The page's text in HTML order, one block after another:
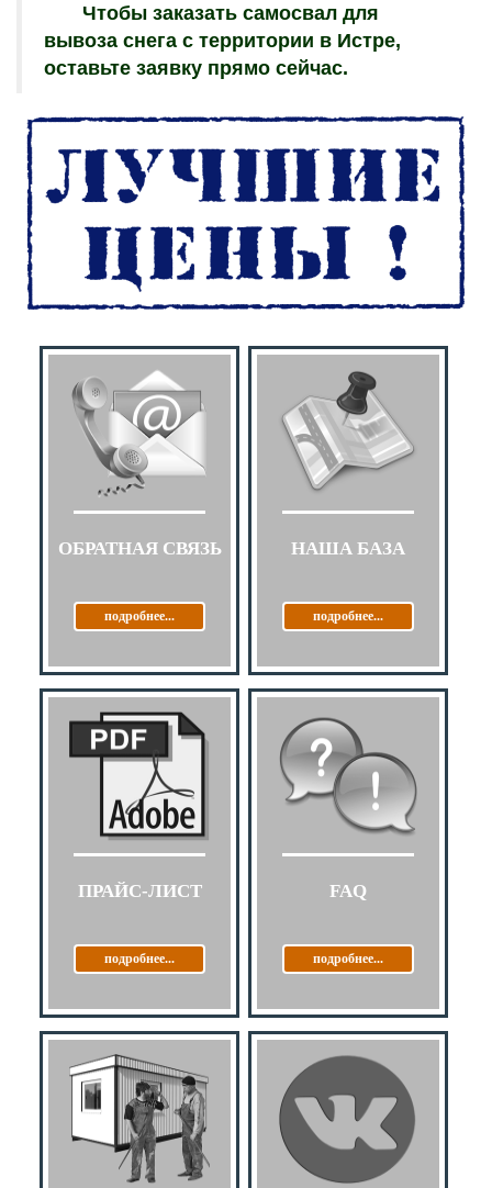
Чтобы заказать самосвал для
вывоза снега с территории в Истре,
оставьте заявку прямо сейчас.
ОБРАТНАЯ СВЯЗЬ
подробнее...
НАША БАЗА
подробнее...
ПРАЙС-ЛИСТ
подробнее...
FAQ
подробнее...